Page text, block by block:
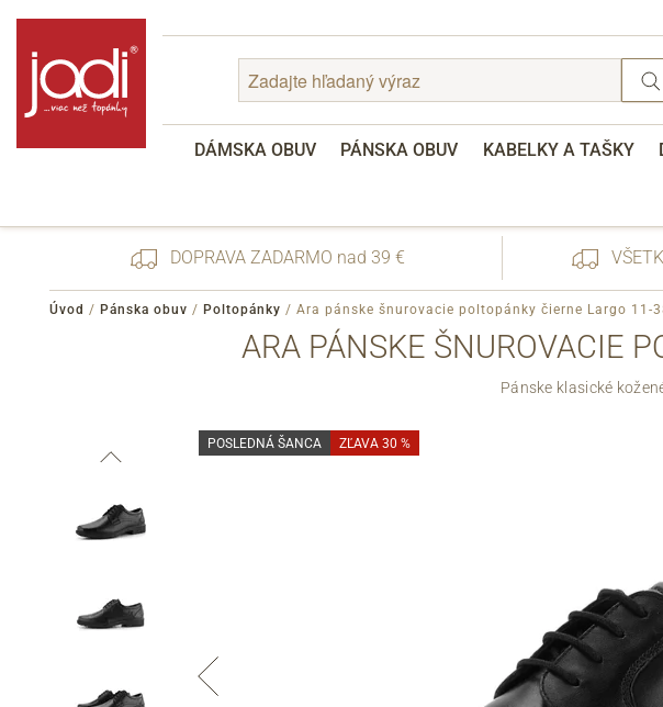
DÁMSKA OBUV PÁNSKA OBUV KABELKY A TAŠKY
Zabudnuté heslo
DOPRAVA ZADARMO nad 39 €
Úvod / Pánska obuv / Poltopánky / Ara pánske šnurovacie poltopánky čierne Largo 11-
ARA PÁNSKE ŠNUROVACIE
Pánske klasické
POSLEDNÁ ŠANCA ZĽAVA 30 %